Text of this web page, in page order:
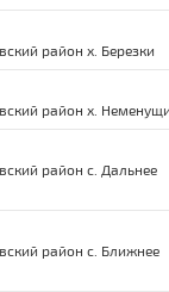
район х. Березки
район х.
район с. Дальнее
район с. Ближнее